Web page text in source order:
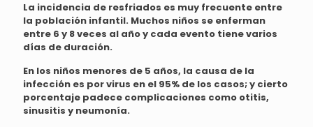
La incidencia de resfriados es muy frecuente entre
la población infantil. Muchos niños se enferman
entre 6 y 8 veces al año y cada evento tiene varios
días de duración.
En los niños menores de 5 años, la causa de la
infección es por virus en el 95% de los casos; y cierto
porcentaje padece complicaciones como otitis,
sinusitis y neumonía.